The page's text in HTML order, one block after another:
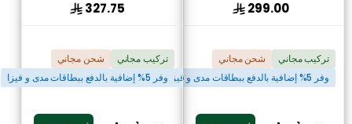
299.00
تركيب مجاني
شحن مجاني
وفر 5% إضافية بالدفع ببطاقات مدى و فيزا
327.75
تركيب مجاني
شحن مجاني
وفر 5% إضافية بالدفع ببطاقات مدى و فيزا